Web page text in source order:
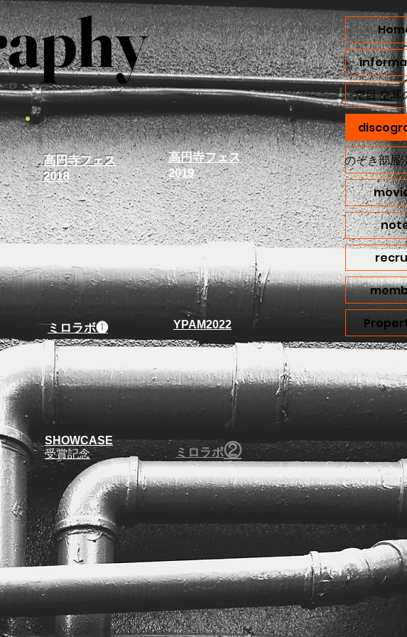
​高円寺フェス
2018
​高円寺フェス
2019
​ミロラボ❶ YPAM2022
SHOWCASE
受賞記念 ​ミロラボ②
空目 空耳
のぞき部屋